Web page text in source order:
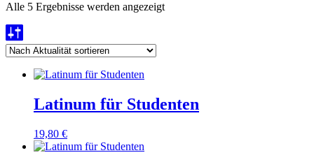
Alle 5 Ergebnisse werden angezeigtNach
Latinum für Studenten
19,80 €